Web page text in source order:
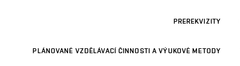
PREREKVIZITY
PLÁNOVANÉ VZDĚLÁVACÍ ČINNOSTI A VÝUKOVÉ METODY